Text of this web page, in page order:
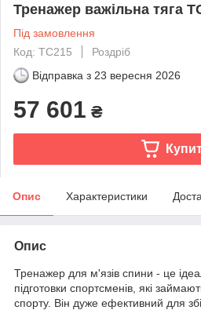
Тренажер важільна тяга
Під замовлення
Код: ТС215
Роздріб
Відправка з 23 вересня 2026
57 601 ₴
Опис Характеристики
Опис
Тренажер для м'язів спини - це
підготовки спортсменів, які
спорту. Він дуже ефективний для